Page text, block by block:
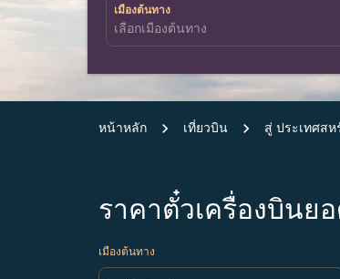
เมืองต้นทาง
หน้าหลัก เที่ยวบิน สู่ ประเทศสห
ราคาตั๋วเครื่องบินย
เมืองต้นทาง